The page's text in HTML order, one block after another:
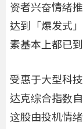
资者兴奋情绪
达到「爆发式
素基本上都已
受惠于大型科
达克综合指数
这股由投机情